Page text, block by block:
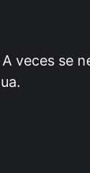
veces se